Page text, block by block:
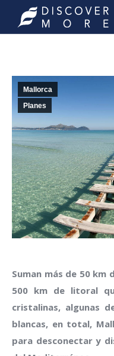
Mallorca
Planes
Suman más de 50 km
500 km de litoral
cristalinas, algunas
blancas, en total,
para desconectar y